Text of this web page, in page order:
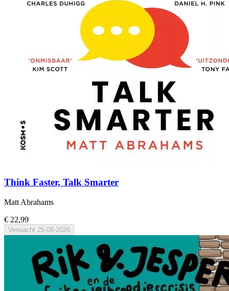
Think Faster, Talk Smarter
Matt Abrahams
€ 22,99
Verwacht 25-08-2026